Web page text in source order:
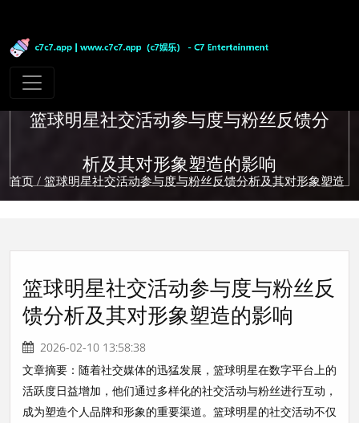
篮球明星社交活动参与度与粉丝反馈分
析及其对形象塑造的影响
首页 / 篮球明星社交活动参与度与粉丝反馈分析及其对形象塑造
的影响
篮球明星社交活动参与度与粉丝反
馈分析及其对形象塑造的影响
2026-02-10 13:58:38
文章摘要：随着社交媒体的迅猛发展，篮球明星在数字平台上的
活跃度日益增加，他们通过多样化的社交活动与粉丝进行互动，
成为塑造个人品牌和形象的重要渠道。篮球明星的社交活动不仅